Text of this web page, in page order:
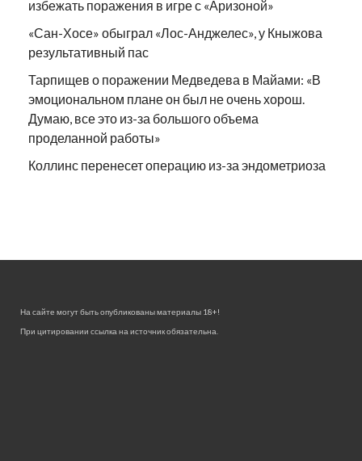
избежать поражения в игре с «Аризоной»
«Сан-Хосе» обыграл «Лос-Анджелес», у Кныжова
результативный пас
Тарпищев о поражении Медведева в Майами: «В
эмоциональном плане он был не очень хорош.
Думаю, все это из-за большого объема
проделанной работы»
Коллинс перенесет операцию из-за эндометриоза
На сайте могут быть опубликованы материалы 18+!
При цитировании ссылка на источник обязательна.